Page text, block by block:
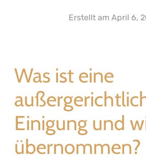
Erstellt am April 6,
Was ist eine
Einigung und
übernommen?